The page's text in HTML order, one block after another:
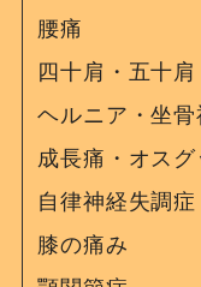
腰痛
四十肩・五十肩
ヘルニア・坐
成長痛・オスグ
自律神経失調症
膝の痛み